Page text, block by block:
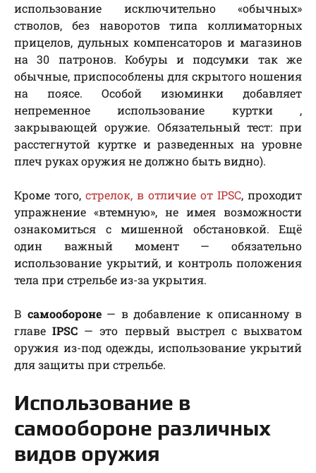
использование исключительно «обычных»
стволов, без наворотов типа коллиматорных
прицелов, дульных компенсаторов и магазинов
на 30 патронов. Кобуры и подсумки так же
обычные, приспособлены для скрытого ношения
на поясе. Особой изюминки добавляет
непременное использование куртки ,
закрывающей оружие. Обязательный тест: при
расстегнутой куртке и разведенных на уровне
плеч руках оружия не должно быть видно).
Кроме того, стрелок, в отличие от IPSC, проходит
упражнение «втемную», не имея возможности
ознакомиться с мишенной обстановкой. Ещё
один важный момент — обязательно
использование укрытий, и контроль положения
тела при стрельбе из-за укрытия.
В самообороне— в добавление к описанному в
главеIPSC — это первый выстрел с выхватом
оружия из-под одежды, использование укрытий
для защиты при стрельбе.
Использование в
самообороне различных
видов оружия